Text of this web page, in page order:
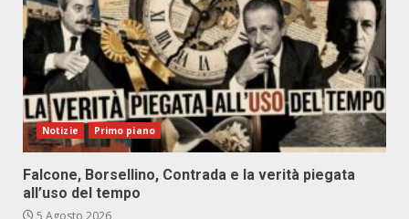
Notizie Primo piano
Falcone, Borsellino, Contrada e la verità piegata
all’uso del tempo
5 Agosto 2026